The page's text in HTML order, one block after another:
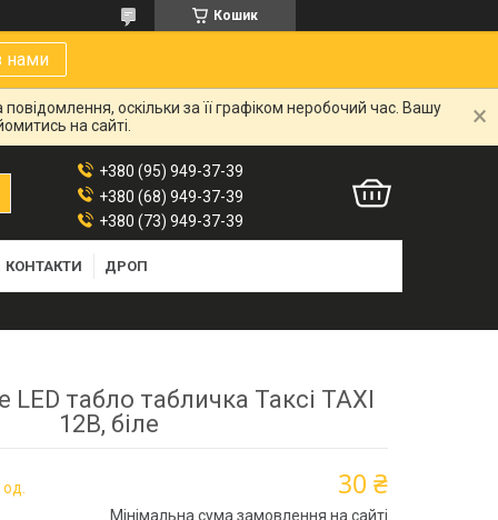
Кошик
нами
оскільки за її графіком неробочий час. Вашу
на сайті.
+380 (95) 949-37-39
+380 (68) 949-37-39
+380 (73) 949-37-39
КОНТАКТИ ДРОП
LED табло табличка Таксі TAXI
12В, біле
30 ₴
Мінімальна сума замовлення на сайті